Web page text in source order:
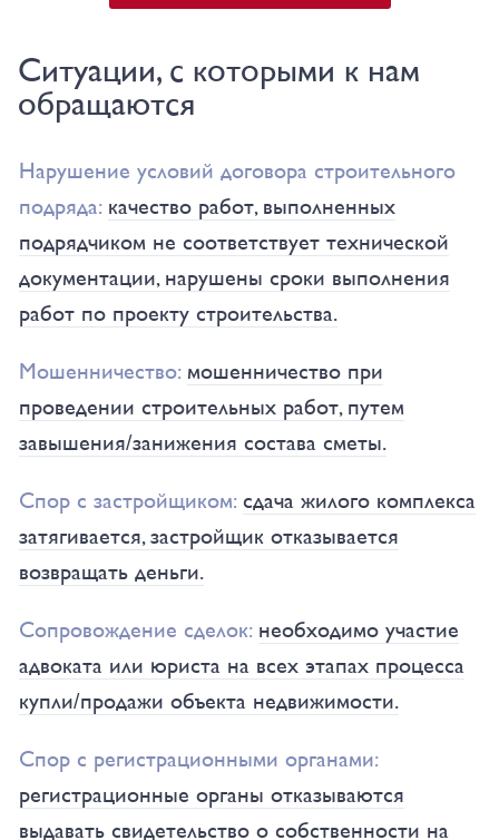
Ситуации, с которыми к нам
обращаются
Нарушение условий договора строительного
подряда: качество работ, выполненных
подрядчиком не соответствует технической
документации, нарушены сроки выполнения
работ по проекту строительства.
Мошенничество: мошенничество при
проведении строительных работ, путем
завышения/занижения состава сметы.
Спор с застройщиком: сдача жилого комплекса
затягивается, застройщик отказывается
возвращать деньги.
Сопровождение сделок: необходимо участие
адвоката или юриста на всех этапах процесса
купли/продажи объекта недвижимости.
Спор с регистрационными органами:
регистрационные органы отказываются
выдавать свидетельство о собственности на